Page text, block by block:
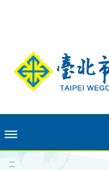
:::